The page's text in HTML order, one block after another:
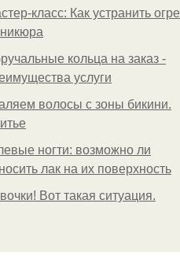
класс: Как устранить
кольца на заказ -
услуги
волосы с зоны бикини.
ногти: возможно ли
лак на их поверхность
Вот такая ситуация.